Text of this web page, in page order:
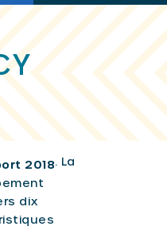
2018. La
dix